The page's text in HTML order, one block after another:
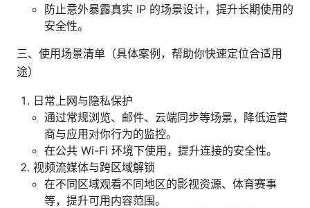
防止意外暴露真实 IP 的场景设计，提升长期使用的
安全性。
三、使用场景清单（具体案例，帮助你快速定位合适用
途）
日常上网与隐私保护
通过常规浏览、邮件、云端同步等场景，降低运营
商与应用对你行为的监控。
在公共 Wi-Fi 环境下使用，提升连接的安全性。
视频流媒体与跨区域解锁
在不同区域观看不同地区的影视资源、体育赛事
等，提升可用内容范围。